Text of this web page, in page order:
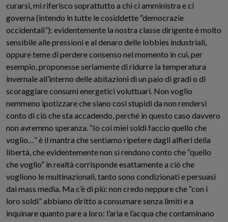
curarsi, mi riferisco soprattutto a chi ci amministra e ci
governa (intendo in tutte le cosiddette “democrazie
occidentali”): evidentemente la nostra classe dirigente è molto
sensibile alle pressioni e al denaro delle lobbies industriali,
oppure teme di perdere consenso nel momento in cui, per
esempio, proponesse seriamente di ridurre la temperatura
invernale all’interno delle abitazioni di un paio di gradi o di
scoraggiare consumi energetici voluttuari. Non voglio
nemmeno ipotizzare che siano così stupidi da non rendersi
conto di ciò che sta accadendo, perché in questo caso davvero
non avremmo speranza. “Io coi miei soldi faccio quello che
voglio…” è il mantra che sentiamo ripetere dagli alfieri della
libertà, che evidentemente non si rendono conto che “quello
che voglio” in realtà corrisponde esattamente a ciò che
vogliono le multinazionali, tanto sono condizionati e persuasi
dai mass media. Ma c’è di più: non credo neppure che “con i
loro soldi” abbiano diritto a consumare senza limiti e a
inquinare quanto pare a loro: l’aria e l’acqua che contaminano